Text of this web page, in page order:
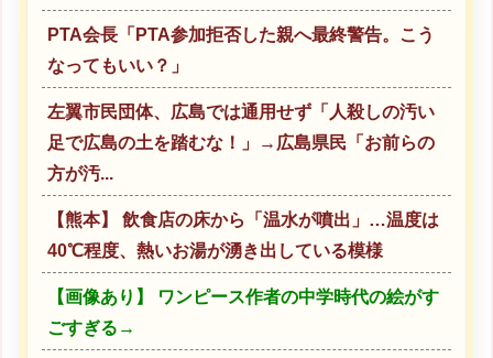
PTA会長「PTA参加拒否した親へ最終警告。こう
なってもいい？」
左翼市民団体、広島では通用せず「人殺しの汚い
足で広島の土を踏むな！」→広島県民「お前らの
方が汚...
【熊本】 飲食店の床から「温水が噴出」…温度は
40℃程度、熱いお湯が湧き出している模様
【画像あり】 ワンピース作者の中学時代の絵がす
ごすぎる→